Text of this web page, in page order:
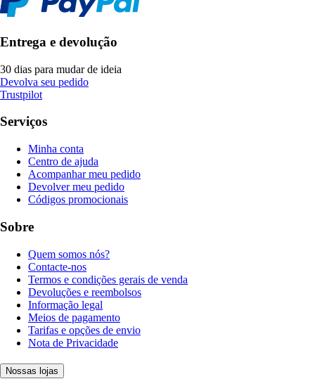
Entrega e devolução
30 dias para mudar de ideia
Devolva seu pedido
Trustpilot
Serviços
Minha conta
Centro de ajuda
Acompanhar meu pedido
Devolver meu pedido
Códigos promocionais
Sobre
Quem somos nós?
Contacte-nos
Termos e condições gerais de venda
Devoluções e reembolsos
Informação legal
Meios de pagamento
Tarifas e opções de envio
Nota de Privacidade
Nossas lojas